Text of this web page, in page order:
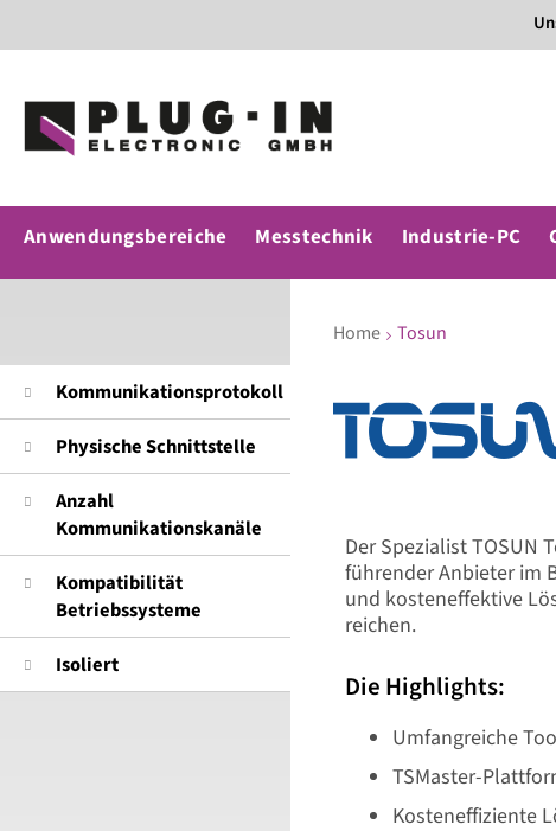
Anwendungsbereiche Messtechnik Industrie-PC
Home Tosun
Der Spezialist TOSUN
führender Anbieter im
und kosteneffektive
reichen.
Die Highlights:
Umfangreiche
TSMaster-
Kosteneffiziente
Kommunikationsprotokoll
Physische Schnittstelle
Anzahl
Kommunikationskanäle
Kompatibilität
Betriebssysteme
Isoliert